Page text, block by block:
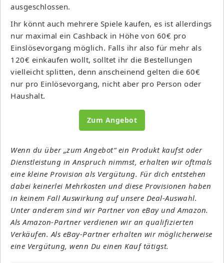
ausgeschlossen.
Ihr könnt auch mehrere Spiele kaufen, es ist allerdings
nur maximal ein Cashback in Höhe von 60€ pro
Einslösevorgang möglich. Falls ihr also für mehr als
120€ einkaufen wollt, solltet ihr die Bestellungen
vielleicht splitten, denn anscheinend gelten die 60€
nur pro Einlösevorgang, nicht aber pro Person oder
Haushalt.
Zum Angebot
Wenn du über „zum Angebot“ ein Produkt kaufst oder
Dienstleistung in Anspruch nimmst, erhalten wir oftmals
eine kleine Provision als Vergütung. Für dich entstehen
dabei keinerlei Mehrkosten und diese Provisionen haben
in keinem Fall Auswirkung auf unsere Deal-Auswahl.
Unter anderem sind wir Partner von eBay und Amazon.
Als Amazon-Partner verdienen wir an qualifizierten
Verkäufen. Als eBay-Partner erhalten wir möglicherweise
eine Vergütung, wenn Du einen Kauf tätigst.